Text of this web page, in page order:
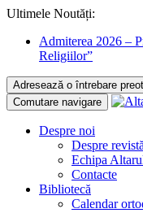
Ultimele Noutăți:
Admiterea 2026 –
Religiilor”
Adresează o întrebare
Comutare navigare
Despre noi
Despre revistă
Echipa
Contacte
Bibliotecă
Calendar